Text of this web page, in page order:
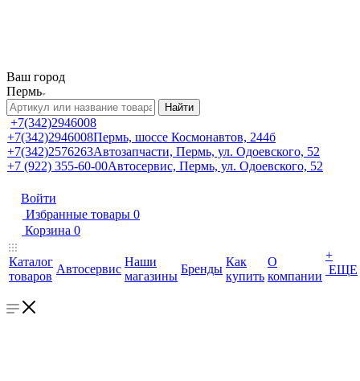
Ваш город
Пермь
Найти
+7(342)2946008
+7(342)2946008Пермь, шоссе Космонавтов, 244б
+7(342)2576263Автозапчасти, Пермь, ул. Одоевского, 52
+7 (922) 355-60-00Автосервис, Пермь, ул. Одоевского, 52
Войти
Избранные товары 0
Корзина 0
Каталог
товаров
Автосервис
Наши
магазины
Бренды
Как
купить
О
компании
+
ЕЩЕ